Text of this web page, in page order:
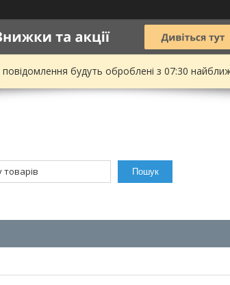
будуть оброблені з 07:30
Пошук